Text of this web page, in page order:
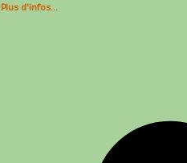
Plus d'infos...